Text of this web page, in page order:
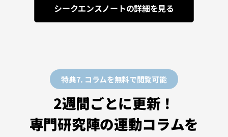
シークエンスノートの詳細を見る
特典7. コラムを無料で閲覧可能
2週間ごとに更新！
専門研究陣の運動コラムを